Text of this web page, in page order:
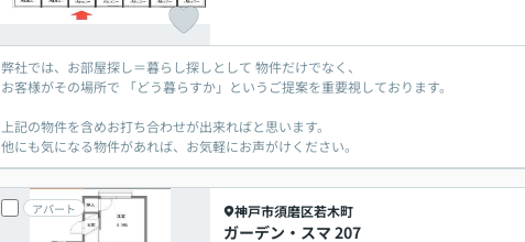
弊社では、お部屋探し＝暮らし探しとして 物件だけでなく、
お客様がその場所で 「どう暮らすか」というご提案を重要視しております。
上記の物件を含めお打ち合わせが出来ればと思います。
他にも気になる物件があれば、お気軽にお声がけください。
アパート 神戸市須磨区若木町
ガーデン・スマ 207